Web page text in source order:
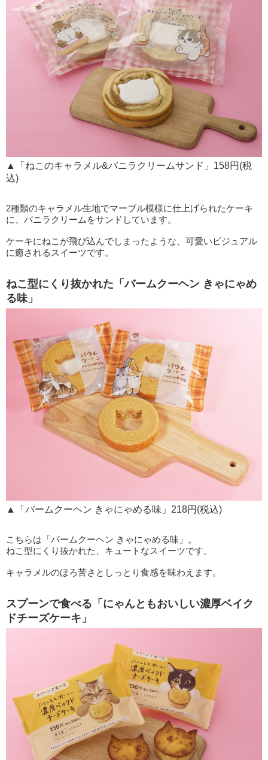
▲「ねこのキャラメル&バニラクリームサンド」158円(税
込)
2種類のキャラメル生地でマーブル模様に仕上げられたケーキ
に、バニラクリームをサンドしています。
ケーキにねこが飛び込んでしまったような、可愛いビジュアル
に癒されるスイーツです。
ねこ型にくり抜かれた「バームクーヘン きゃにゃめ
る味」
▲「バームクーヘン きゃにゃめる味」218円(税込)
こちらは「バームクーヘン きゃにゃめる味」。
ねこ型にくり抜かれた、キュートなスイーツです。
キャラメルのほろ苦さとしっとり食感を味わえます。
スプーンで食べる「にゃんともおいしい濃厚ベイク
ドチーズケーキ」